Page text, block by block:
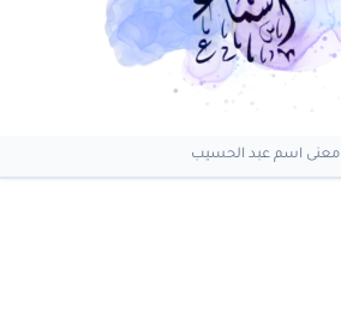
معنى اسم عبد الحسيب